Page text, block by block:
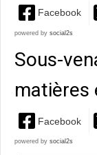
Facebook
powered by social2s
Sous-
matières
Facebook
powered by social2s